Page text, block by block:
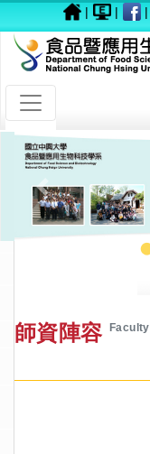
| | |
Previous
師資陣容 Faculty